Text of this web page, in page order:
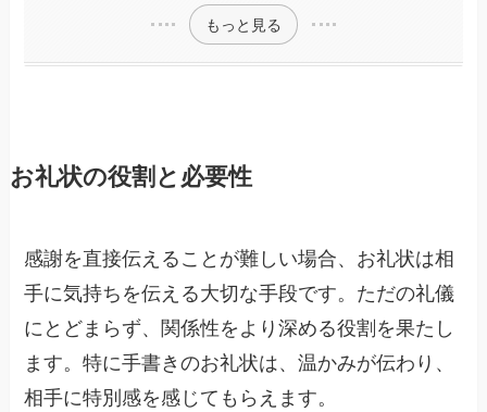
もっと見る
お礼状の役割と必要性
感謝を直接伝えることが難しい場合、お礼状は相
手に気持ちを伝える大切な手段です。ただの礼儀
にとどまらず、関係性をより深める役割を果たし
ます。特に手書きのお礼状は、温かみが伝わり、
相手に特別感を感じてもらえます。